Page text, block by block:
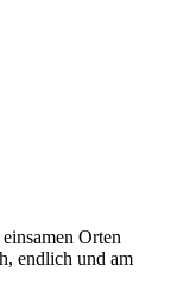
Orten
endlich und am